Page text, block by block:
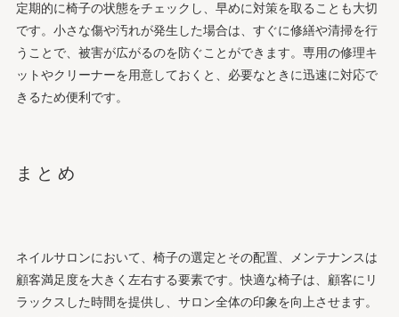
定期的に椅子の状態をチェックし、早めに対策を取ることも大切
です。小さな傷や汚れが発生した場合は、すぐに修繕や清掃を行
うことで、被害が広がるのを防ぐことができます。専用の修理キ
ットやクリーナーを用意しておくと、必要なときに迅速に対応で
きるため便利です。
まとめ
ネイルサロンにおいて、椅子の選定とその配置、メンテナンスは
顧客満足度を大きく左右する要素です。快適な椅子は、顧客にリ
ラックスした時間を提供し、サロン全体の印象を向上させます。